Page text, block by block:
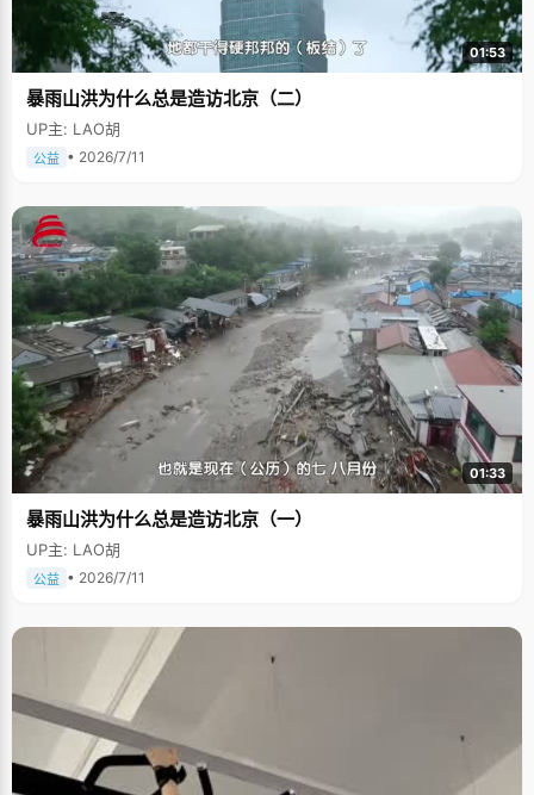
01:53
暴雨山洪为什么总是造访北京（二）
UP主: LAO胡
公益 • 2026/7/11
01:33
暴雨山洪为什么总是造访北京（一）
UP主: LAO胡
公益 • 2026/7/11